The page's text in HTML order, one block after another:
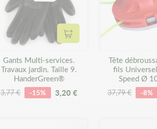
Ajouter au panier
Gants Multi-services.
Travaux jardin. Taille 9.
HanderGreen®
3,77 € -15% 3,20 €
Tête
fils
Speed Ø
37,79 € -8%